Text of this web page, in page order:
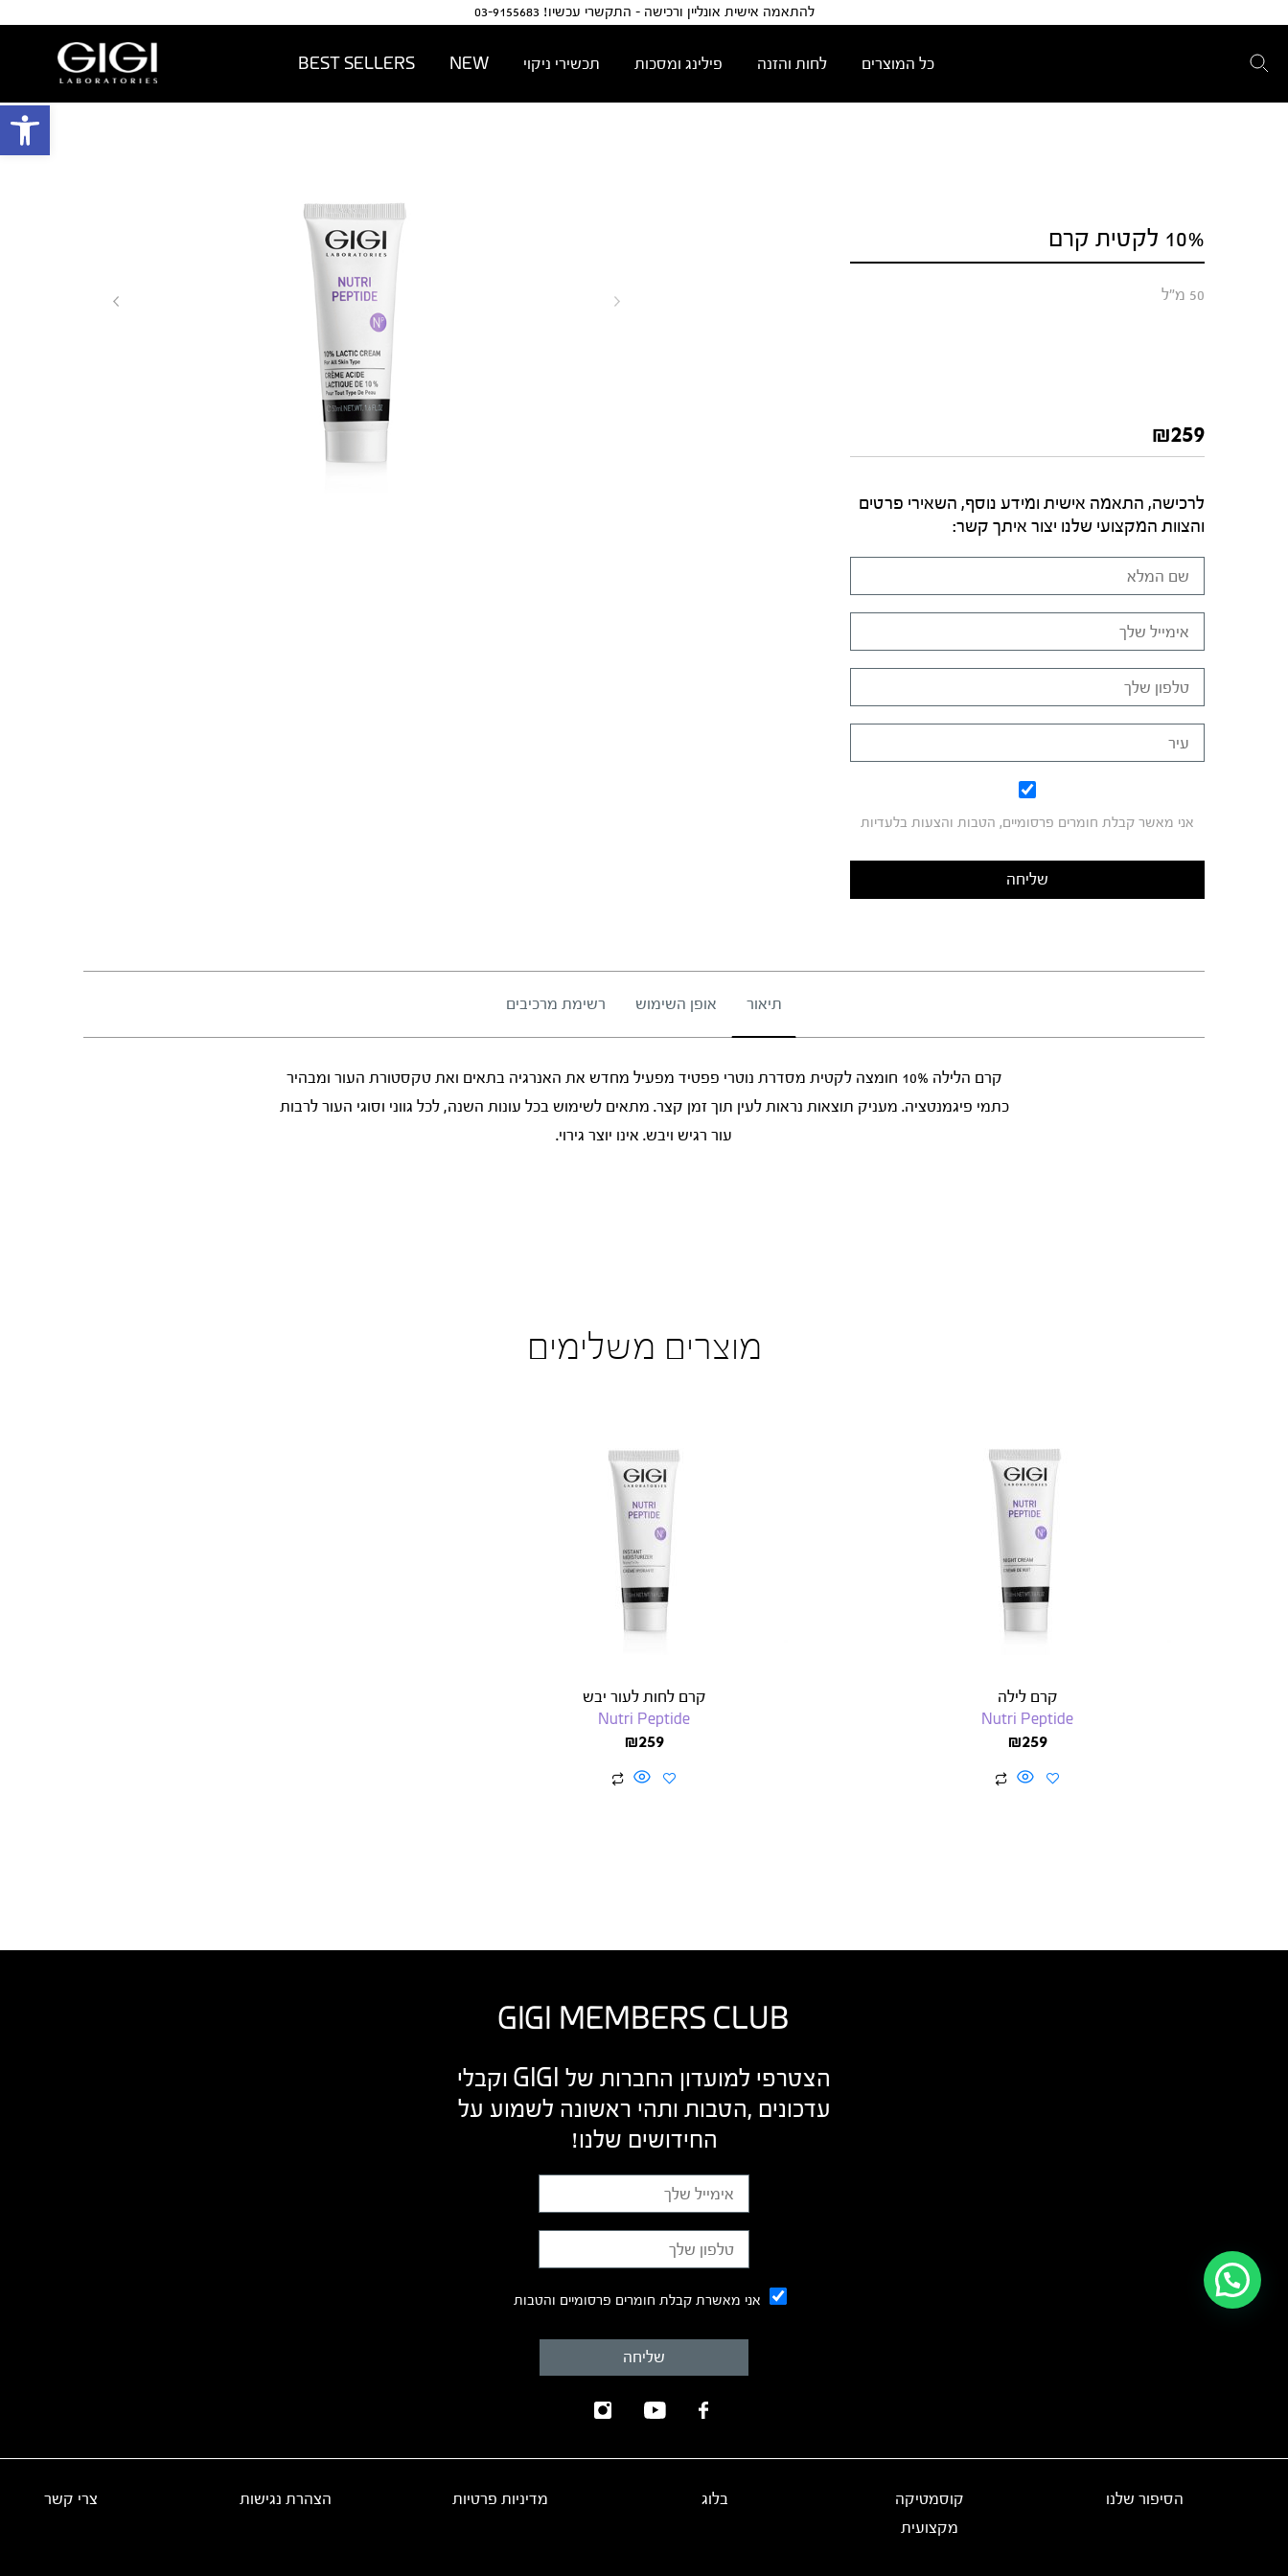
להתאמה אישית אונליין ורכישה - התקשרי עכשיו! 03-9155683
כל המוצרים לחות והזנה פילינג ומסכות תכשירי ניקוי NEW
BEST SELLERS
10% לקטית קרם
50 מ"ל
₪259
לרכישה, התאמה אישית ומידע נוסף, השאירי פרטים
והצוות המקצועי שלנו יצור איתך קשר:
אני מאשר קבלת חומרים פרסומיים, הטבות והצעות בלעדיות
תיאור אופן השימוש רשימת מרכיבים
קרם הלילה 10% חומצה לקטית מסדרת נוטרי פפטיד מפעיל מחדש את האנרגיה בתאים ואת טקסטורת העור ומבהיר
כתמי פיגמנטציה. מעניק תוצאות נראות לעין תוך זמן קצר. מתאים לשימוש בכל עונות השנה, לכל גווני וסוגי העור לרבות
עור רגיש ויבש. אינו יוצר גירוי.
מוצרים משלימים
קרם לילה
Nutri Peptide
₪259
קרם לחות לעור יבש
Nutri Peptide
₪259
GIGI MEMBERS CLUB
הצטרפי למועדון החברות של GIGI וקבלי
עדכונים ,הטבות ותהי ראשונה לשמוע על
החידושים שלנו!
אני מאשרת קבלת חומרים פרסומיים והטבות
הסיפור שלנו
קוסמטיקה
מקצועית
בלוג מדיניות פרטיות הצהרת נגישות צרי קשר